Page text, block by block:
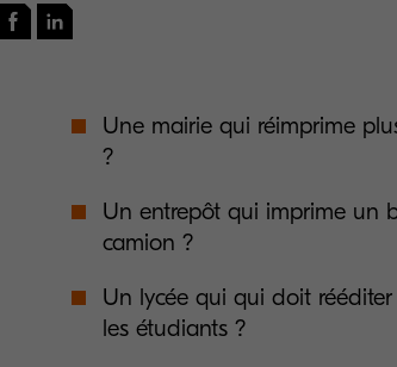
Une mairie qui réimprime
?
Un entrepôt qui imprime un
camion ?
Un lycée qui qui doit
les étudiants ?